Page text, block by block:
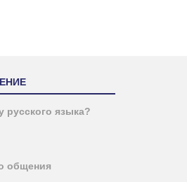
русского языка?
общения